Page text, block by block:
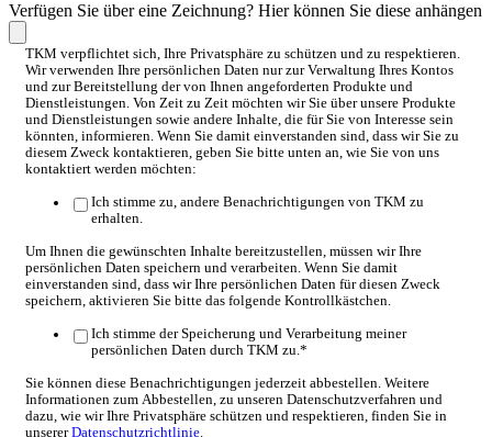
Verfügen Sie über eine Zeichnung? Hier können Sie diese anhängen
TKM verpflichtet sich, Ihre Privatsphäre zu schützen und zu respektieren.
Wir verwenden Ihre persönlichen Daten nur zur Verwaltung Ihres Kontos
und zur Bereitstellung der von Ihnen angeforderten Produkte und
Dienstleistungen. Von Zeit zu Zeit möchten wir Sie über unsere Produkte
und Dienstleistungen sowie andere Inhalte, die für Sie von Interesse sein
könnten, informieren. Wenn Sie damit einverstanden sind, dass wir Sie zu
diesem Zweck kontaktieren, geben Sie bitte unten an, wie Sie von uns
kontaktiert werden möchten:
Ich stimme zu, andere Benachrichtigungen von TKM zu
erhalten.
Um Ihnen die gewünschten Inhalte bereitzustellen, müssen wir Ihre
persönlichen Daten speichern und verarbeiten. Wenn Sie damit
einverstanden sind, dass wir Ihre persönlichen Daten für diesen Zweck
speichern, aktivieren Sie bitte das folgende Kontrollkästchen.
Ich stimme der Speicherung und Verarbeitung meiner
persönlichen Daten durch TKM zu.*
Sie können diese Benachrichtigungen jederzeit abbestellen. Weitere
Informationen zum Abbestellen, zu unseren Datenschutzverfahren und
dazu, wie wir Ihre Privatsphäre schützen und respektieren, finden Sie in
unsererDatenschutzrichtlinie.